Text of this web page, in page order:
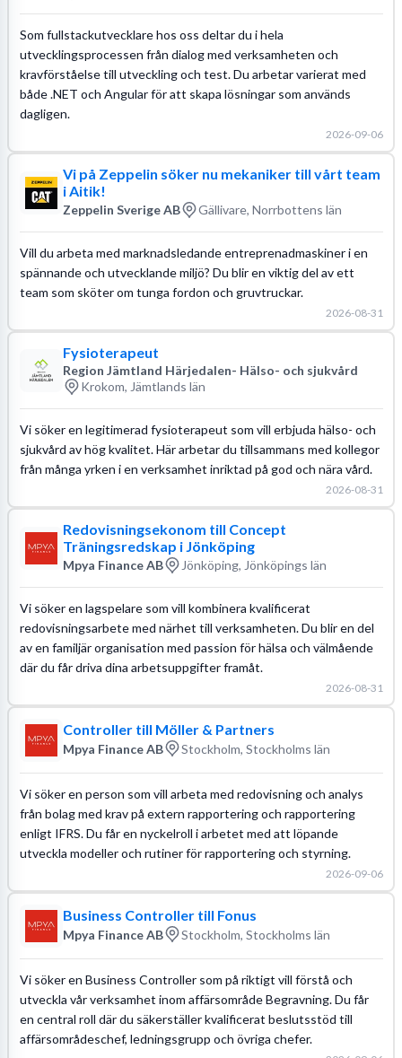
Som fullstackutvecklare hos oss deltar du i hela
utvecklingsprocessen från dialog med verksamheten och
kravförståelse till utveckling och test. Du arbetar varierat med
både .NET och Angular för att skapa lösningar som används
dagligen.
2026-09-06
Vi på Zeppelin söker nu mekaniker till vårt team
i Aitik!
Zeppelin Sverige AB Gällivare, Norrbottens län
Vill du arbeta med marknadsledande entreprenadmaskiner i en
spännande och utvecklande miljö? Du blir en viktig del av ett
team som sköter om tunga fordon och gruvtruckar.
2026-08-31
Fysioterapeut
Region Jämtland Härjedalen- Hälso- och sjukvård
Krokom, Jämtlands län
Vi söker en legitimerad fysioterapeut som vill erbjuda hälso- och
sjukvård av hög kvalitet. Här arbetar du tillsammans med kollegor
från många yrken i en verksamhet inriktad på god och nära vård.
2026-08-31
Redovisningsekonom till Concept
Träningsredskap i Jönköping
Mpya Finance AB Jönköping, Jönköpings län
Vi söker en lagspelare som vill kombinera kvalificerat
redovisningsarbete med närhet till verksamheten. Du blir en del
av en familjär organisation med passion för hälsa och välmående
där du får driva dina arbetsuppgifter framåt.
2026-08-31
Controller till Möller & Partners
Mpya Finance AB Stockholm, Stockholms län
Vi söker en person som vill arbeta med redovisning och analys
från bolag med krav på extern rapportering och rapportering
enligt IFRS. Du får en nyckelroll i arbetet med att löpande
utveckla modeller och rutiner för rapportering och styrning.
2026-09-06
Business Controller till Fonus
Mpya Finance AB Stockholm, Stockholms län
Vi söker en Business Controller som på riktigt vill förstå och
utveckla vår verksamhet inom affärsområde Begravning. Du får
en central roll där du säkerställer kvalificerat beslutsstöd till
affärsområdeschef, ledningsgrupp och övriga chefer.